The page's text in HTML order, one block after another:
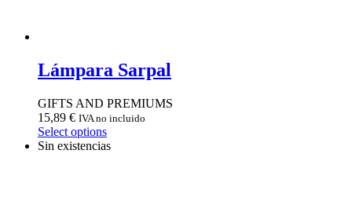
Lámpara Sarpal
GIFTS AND PREMIUMS
15,89 € IVA no incluido
Select options
Sin existencias